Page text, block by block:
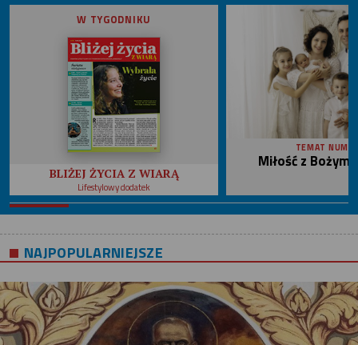
W TYGODNIKU
BLIŻEJ ŻYCIA Z WIARĄ
Lifestylowy dodatek
TEMAT
Miłość z
NAJPOPULARNIEJSZE